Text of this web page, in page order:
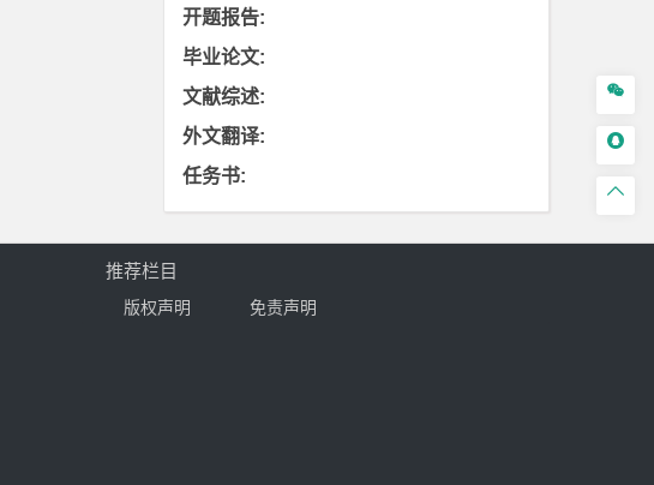
开题报告:
毕业论文:
文献综述:
外文翻译:
任务书:



推荐栏目
版权声明 免责声明